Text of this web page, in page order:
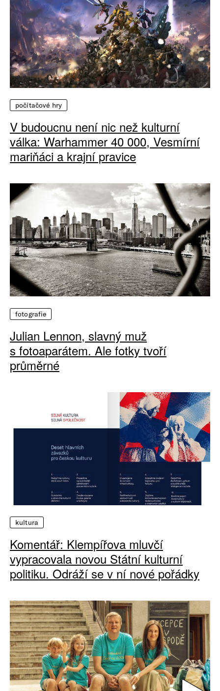
počítačové hry
V budoucnu není nic než kulturní
válka: Warhammer 40 000, Vesmírní
mariňáci a krajní pravice
fotografie
Julian Lennon, slavný muž
s fotoaparátem. Ale fotky tvoří
průměrné
kultura
Komentář: Klempířova mluvčí
vypracovala novou Státní kulturní
politiku. Odráží se v ní nové pořádky